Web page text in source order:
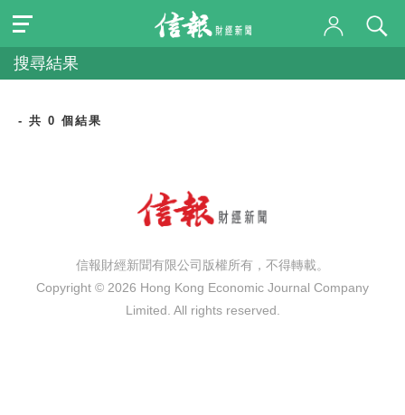
搜尋結果
- 共 0 個結果
信報財經新聞有限公司版權所有，不得轉載。
Copyright © 2026 Hong Kong Economic Journal Company
Limited. All rights reserved.